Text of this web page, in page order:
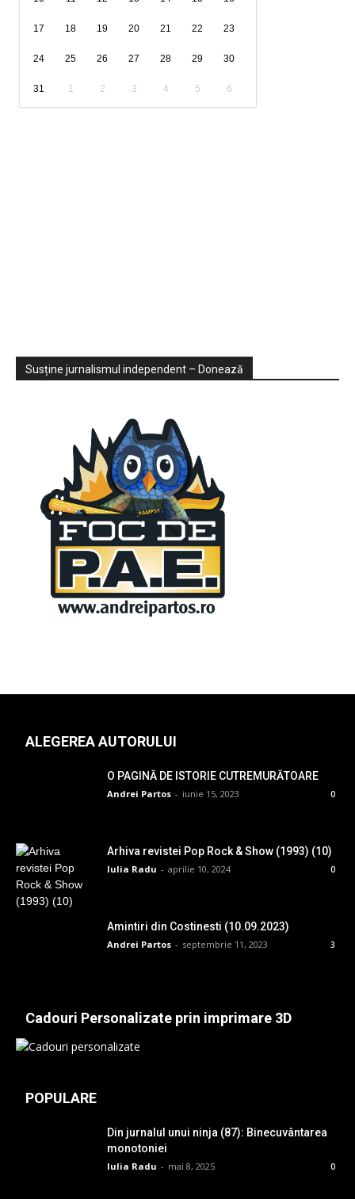
17 18 19 20 21 22 23
24 25 26 27 28 29 30
31 1 2 3 4 5 6
Sondaje
Video
Susține jurnalismul independent – Donează
ALEGEREA AUTORULUI
O PAGINĂ DE ISTORIE CUTREMURĂTOARE
Andrei Partos - iunie 15, 2023 0
Arhiva revistei Pop Rock & Show (1993) (10)
Iulia Radu - aprilie 10, 2024 0
Amintiri din Costinesti (10.09.2023)
Andrei Partos - septembrie 11, 2023 3
Cadouri Personalizate prin imprimare 3D
POPULARE
Din jurnalul unui ninja (87): Binecuvântarea
monotoniei
Iulia Radu - mai 8, 2025 0